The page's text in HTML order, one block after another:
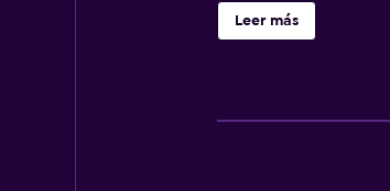
Phitsanulok ofrece
Leer más